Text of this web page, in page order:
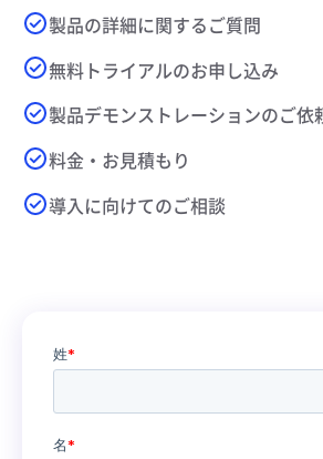
製品の詳細に関するご質問
無料トライアルのお申し込み
製品デモンストレーションのご依
料金・お見積もり
導入に向けてのご相談